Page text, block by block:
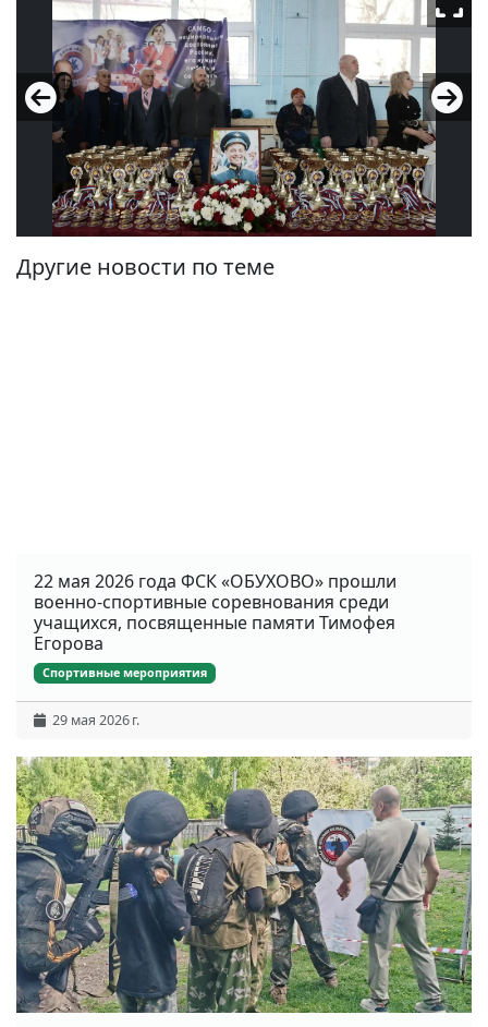
Другие новости по теме
22 мая 2026 года ФСК «ОБУХОВО» прошли
военно-спортивные соревнования среди
учащихся, посвященные памяти Тимофея
Егорова
Спортивные мероприятия
29 мая 2026 г.